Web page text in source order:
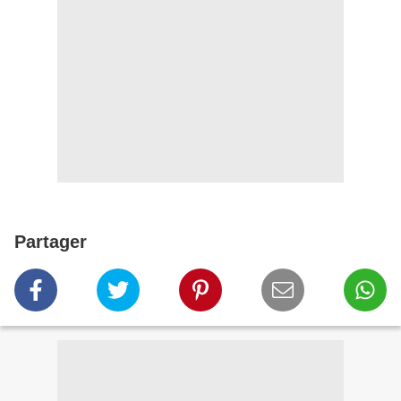
Partager